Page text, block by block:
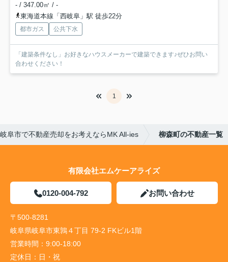
- / 347.00㎡ / -
東海道本線「西岐阜」駅 徒歩22分
都市ガス 公共下水
「建築条件なし」お好きなハウスメーカーで建築できます♪ぜひお問い
合わせください！
1
岐阜市で不動産売却をお考えならMK All-ies 柳森町の不動産一覧
有限会社エムケーアライズ
0120-004-792 お問い合わせ
〒500-8281
岐阜県岐阜市東鶉４丁目 79-2 FKビル1階
営業時間： 9:00-18:00
定休日： 日・祝